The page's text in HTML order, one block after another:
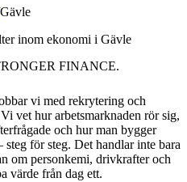
Gävle
inom ekonomi i Gävle
FINANCE.
vi med rekrytering och
vet hur arbetsmarknaden rör sig,
och hur man bygger
för steg. Det handlar inte bara
om personkemi, drivkrafter och
värde från dag ett.